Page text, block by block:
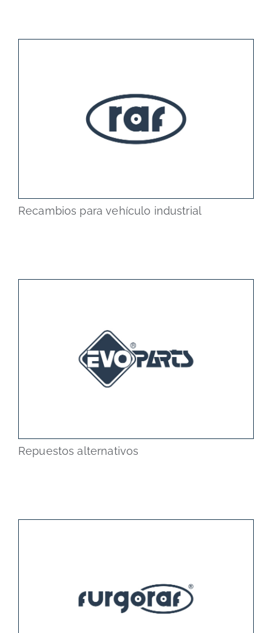
Recambios para vehículo industrial
Repuestos alternativos